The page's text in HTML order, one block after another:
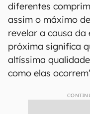
diferentes
assim o máximo
revelar a causa da
próxima significa
altíssima
como elas